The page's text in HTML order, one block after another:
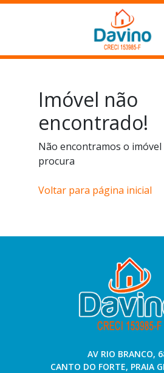
Imóvel não
encontrado!
Não encontramos o imóvel
procura
Voltar para página inicial
AV RIO BRANCO,
CANTO DO FORTE, PRAIA